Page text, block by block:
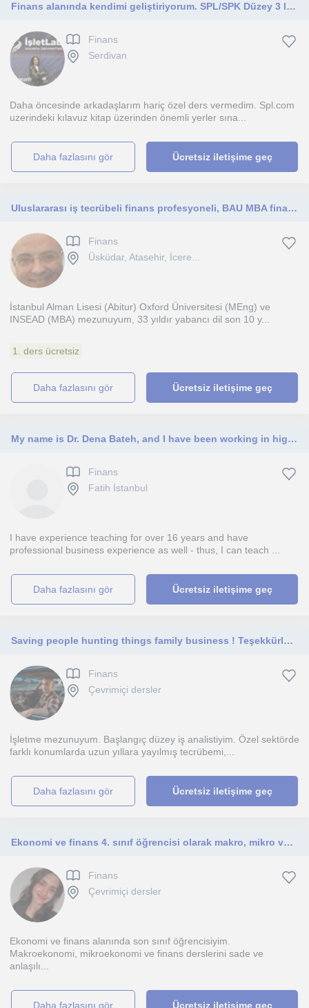
Finans alanında kendimi geliştiriyorum. SPL/SPK Düzey 3 lisansınını almak isteyenlere istedigi derste yardimci olurum.
Finans
Serdivan
Daha öncesinde arkadaşlarım hariç özel ders vermedim. Spl.com
uzerindeki kılavuz kitap üzerinden önemli yerler sına...
daha fazlasını gör Ücretsiz iletişime geç
Uluslararası iş tecrübeli finans profesyoneli, BAU MBA finans hocası
Finans
Üsküdar, Atasehir, İcere...
İstanbul Alman Lisesi (Abitur) Oxford Üniversitesi (MEng) ve
INSEAD (MBA) mezunuyum, 33 yıldır yabancı dil son 10 y...
1. ders ücretsiz
daha fazlasını gör Ücretsiz iletişime geç
My name is Dr. Dena Bateh, and I have been working in higher education for over 16 years, a Department Chair of Undergraduate Busi
Finans
Fatih İstanbul
I have experience teaching for over 16 years and have
professional business experience as well - thus, I can teach ...
daha fazlasını gör Ücretsiz iletişime geç
Saving people hunting things family business ! Teşekkürler :)
Finans
Çevrimiçi dersler
İşletme mezunuyum. Başlangıç düzey iş analistiyim. Özel sektörde
farklı konumlarda uzun yıllara yayılmış tecrübemi,...
daha fazlasını gör Ücretsiz iletişime geç
Ekonomi ve finans 4. sınıf öğrencisi olarak makro, mikro ve finans konularında öğrencilere destek sağlayabilirim.
Finans
Çevrimiçi dersler
Ekonomi ve finans alanında son sınıf öğrencisiyim.
Makroekonomi, mikroekonomi ve finans derslerini sade ve
anlaşılı...
daha fazlasını gör Ücretsiz iletişime geç